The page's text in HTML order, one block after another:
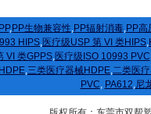
,PP生物兼容性,PP辐射消毒,PP高
HIPS,医疗级USP 第 VI 类HIPS,
VI 类GPPS,医疗级ISO 10993 PVC
,三类医疗器械HDPE,二类医
PVC, PA612,尼